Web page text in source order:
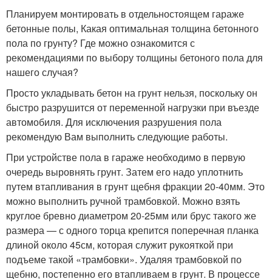
Планируем монтировать в отдельностоящем гараже
бетонные полы, Какая оптимальная толщина бетонного
пола по грунту? Где можно ознакомится с
рекомендациями по выбору толщины бетоного пола для
нашего случая?
Просто укладывать бетон на грунт нельзя, поскольку он
быстро разрушится от переменной нагрузки при въезде
автомобиля. Для исключения разрушения пола
рекомендую Вам выполнить следующие работы.
При устройстве пола в гараже необходимо в первую
очередь выровнять грунт. Затем его надо уплотнить
путем втапливания в грунт щебня фракции 20-40мм. Это
можно выполнить ручной трамбовкой. Можно взять
круглое бревно диаметром 20-25мм или брус такого же
размера — с одного торца крепится поперечная планка
длиной около 45см, которая служит рукояткой при
подъеме такой «трамбовки». Удаляя трамбовкой по
щебню, постепенно его втапливаем в грунт. В процессе